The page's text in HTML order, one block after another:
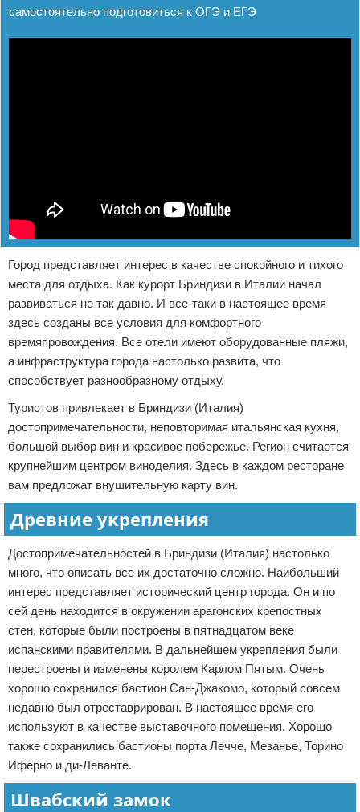
самостоятельно подготовиться к ОГЭ и ЕГЭ
Город представляет интерес в качестве спокойного и тихого
места для отдыха. Как курорт Бриндизи в Италии начал
развиваться не так давно. И все-таки в настоящее время
здесь созданы все условия для комфортного
времяпровождения. Все отели имеют оборудованные пляжи,
а инфраструктура города настолько развита, что
способствует разнообразному отдыху.
Туристов привлекает в Бриндизи (Италия)
достопримечательности, неповторимая итальянская кухня,
большой выбор вин и красивое побережье. Регион считается
крупнейшим центром виноделия. Здесь в каждом ресторане
вам предложат внушительную карту вин.
Древние укрепления
Достопримечательностей в Бриндизи (Италия) настолько
много, что описать все их достаточно сложно. Наибольший
интерес представляет исторический центр города. Он и по
сей день находится в окружении арагонских крепостных
стен, которые были построены в пятнадцатом веке
испанскими правителями. В дальнейшем укрепления были
перестроены и изменены королем Карлом Пятым. Очень
хорошо сохранился бастион Сан-Джакомо, который совсем
недавно был отреставрирован. В настоящее время его
используют в качестве выставочного помещения. Хорошо
также сохранились бастионы порта Лечче, Мезанье, Торино
Иферно и ди-Леванте.
Швабский замок